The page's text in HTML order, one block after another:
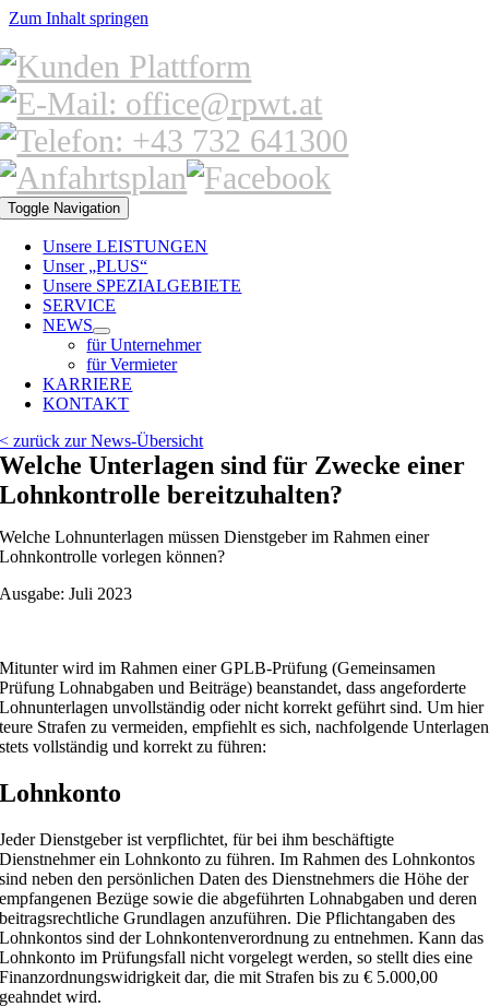
Zum Inhalt springen
Toggle Navigation
Unsere LEISTUNGEN
Unser „PLUS“
Unsere SPEZIALGEBIETE
SERVICE
NEWS
für Unternehmer
für Vermieter
KARRIERE
KONTAKT
< zurück zur News-Übersicht
Welche Unterlagen sind für Zwecke einer
Lohnkontrolle bereitzuhalten?
Welche Lohnunterlagen müssen Dienstgeber im Rahmen einer
Lohnkontrolle vorlegen können?
Ausgabe: Juli 2023
Mitunter wird im Rahmen einer GPLB-Prüfung (Gemeinsamen
Prüfung Lohnabgaben und Beiträge) beanstandet, dass angeforderte
Lohnunterlagen unvollständig oder nicht korrekt geführt sind. Um hier
teure Strafen zu vermeiden, empfiehlt es sich, nachfolgende Unterlagen
stets vollständig und korrekt zu führen:
Lohnkonto
Jeder Dienstgeber ist verpflichtet, für bei ihm beschäftigte
Dienstnehmer ein Lohnkonto zu führen. Im Rahmen des Lohnkontos
sind neben den persönlichen Daten des Dienstnehmers die Höhe der
empfangenen Bezüge sowie die abgeführten Lohnabgaben und deren
beitragsrechtliche Grundlagen anzuführen. Die Pflichtangaben des
Lohnkontos sind der Lohnkontenverordnung zu entnehmen. Kann das
Lohnkonto im Prüfungsfall nicht vorgelegt werden, so stellt dies eine
Finanzordnungswidrigkeit dar, die mit Strafen bis zu € 5.000,00
geahndet wird.